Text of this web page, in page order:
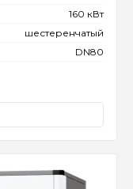
160 кВт
шестеренчатый
DN80